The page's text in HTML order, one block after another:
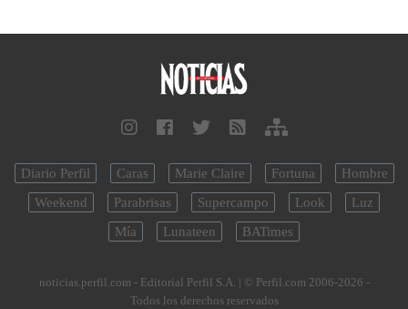
Diario Perfil Caras Marie Claire Fortuna
Hombre
Weekend
Parabrisas Supercampo Look
Luz
Mía
Lunateen BATimes
noticias.perfil.com - Editorial Perfil S.A. | © Perfil.com 2006-2026 -
Todos los derechos reservados